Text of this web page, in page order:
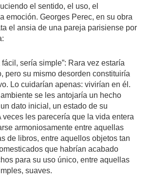
el sentido, el uso, el
emoción. Georges Perec, en su obra
el ansia de una pareja parisiense por
sería simple”: Rara vez estaría
pero su mismo desorden constituiría
Lo cuidarían apenas: vivirían en él.
se les antojaría un hecho
dato inicial, un estado de su
les parecería que la vida entera
armoniosamente entre aquellas
de libros, entre aquellos objetos tan
que habrían acabado
para su uso único, entre aquellas
suaves.